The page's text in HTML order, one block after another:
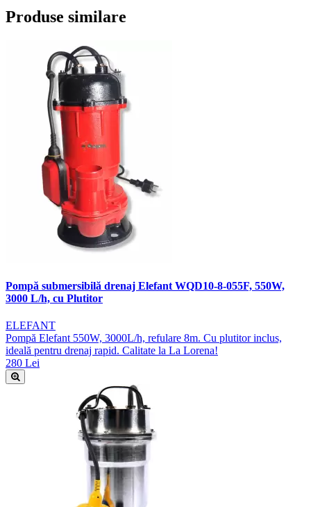
Produse similare
Pompă submersibilă drenaj Elefant WQD10-8-055F, 550W,
3000 L/h, cu Plutitor
ELEFANT
Pompă Elefant 550W, 3000L/h, refulare 8m. Cu plutitor inclus,
ideală pentru drenaj rapid. Calitate la La Lorena!
280 Lei